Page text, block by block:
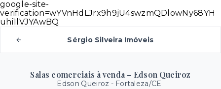
google-site-
verification=wYVnHdLJrx9h9jU4swzmQDlowNy68YH
uhi1lVJYAwBQ
Sérgio Silveira Imóveis
Salas comerciais à venda – Edson Queiroz
Edson Queiroz - Fortaleza/CE